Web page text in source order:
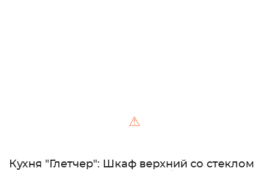
⚠
Кухня "Глетчер": Шкаф верхний со стеклом